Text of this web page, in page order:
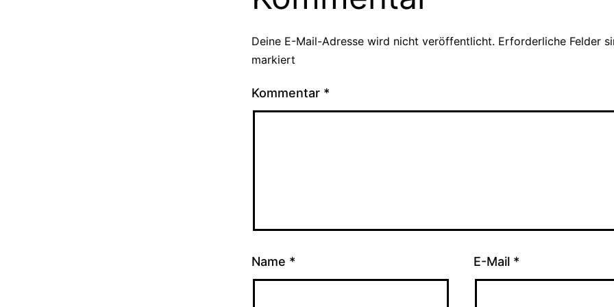
Deine E-Mail-Adresse wird nicht veröffentlicht. Erforderliche Felder
markiert
Kommentar *
Name * E-Mail *